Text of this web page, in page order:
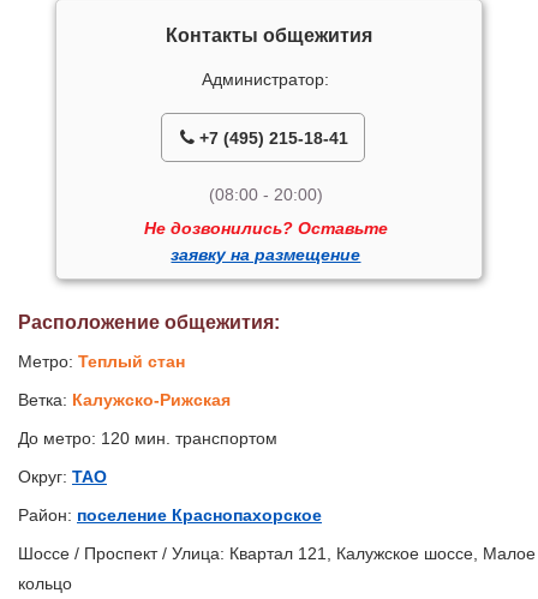
Контакты общежития
Администратор:
+7 (495) 215-18-41
(08:00 - 20:00)
Не дозвонились? Оставьте
заявку на размещение
Расположение общежития:
Метро: Теплый стан
Ветка: Калужско-Рижская
До метро: 120 мин. транспортом
Округ: ТАО
Район: поселение Краснопахорское
Шоссе / Проспект / Улица: Квартал 121, Калужское шоссе, Малое
кольцо